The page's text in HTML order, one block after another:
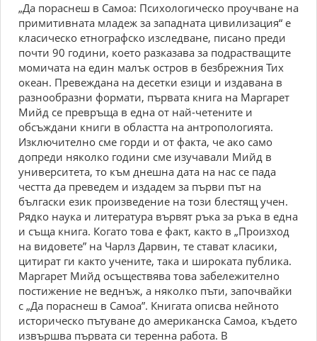
„Да пораснеш в Самоа: Психологическо проучване на
примитивната младеж за западната цивилизация“ е
класическо етнографско изследване, писано преди
почти 90 години, което разказава за подрастващите
момичата на един малък остров в безбрежния Тих
океан. Превеждана на десетки езици и издавана в
разнообразни формати, първата книга на Маргарет
Мийд се превръща в една от най-четените и
обсъждани книги в областта на антропологията.
Изключително сме горди и от факта, че ако само
допреди няколко години сме изучавали Мийд в
университета, то към днешна дата на нас се пада
честта да преведем и издадем за първи път на
бългаски език произведение на този блестящ учен.
Рядко наука и литература вървят ръка за ръка в една
и съща книга. Когато това е факт, както в „Произход
на видовете” на Чарлз Дарвин, те стават класики,
цитират ги както учените, така и широката публика.
Маргарет Мийд осъществява това забележително
постижение не веднъж, а няколко пъти, започвайки
с „Да пораснеш в Самоа”. Книгата описва нейното
историческо пътуване до американска Самоа, където
извършва първата си теренна работа. В